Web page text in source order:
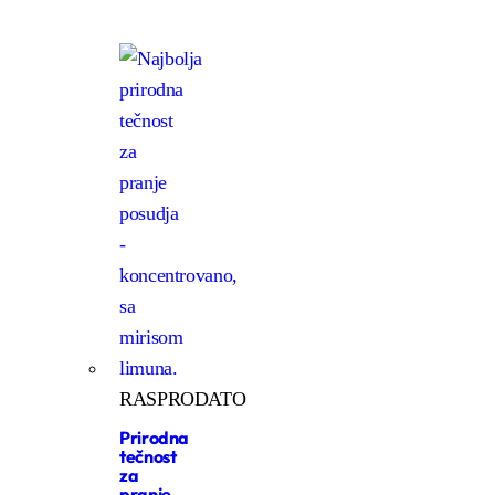
RASPRODATO
Prirodna
tečnost
za